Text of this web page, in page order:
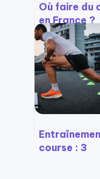
Où faire du
en France ?
Gorges
rivières
et spots
course : 3